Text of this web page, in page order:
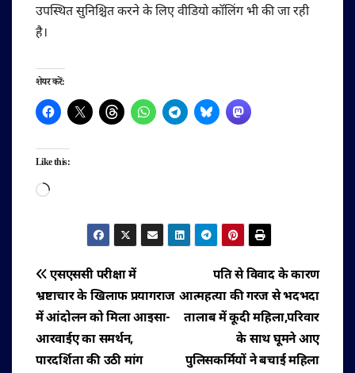
उपस्थित सुनिश्चित करने के लिए वीडियो कॉलिंग भी की जा रही
है।
शेयर करें:
Like this:
Loading…
पोस्ट
नेविगेशन
पति से विवाद के कारण
आत्महत्या की गरज से भदभदा
तालाब में कूदी महिला,परिवार
के साथ घूमने आए
पुलिसकर्मियों ने बचाई महिला
एसएससी परीक्षा में
भ्रष्टाचार के खिलाफ प्रयागराज
में आंदोलन को मिला आइसा-
आरवाईए का समर्थन,
पारदर्शिता की उठी मांग